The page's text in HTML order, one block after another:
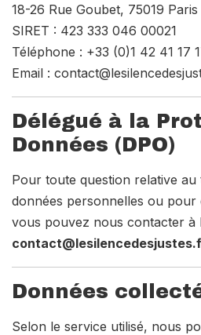
18-26 Rue Goubet, 75019 Paris
SIRET : 423 333 046 00021
Téléphone : +33 (0)1 42 41 17
Email :
Délégué à la
Données (DPO)
Pour toute question relative au
données personnelles ou
vous pouvez nous contacter à
Données
Selon le service utilisé, nous